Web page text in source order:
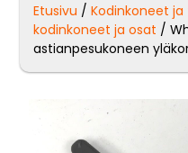
Etusivu /Kodinkoneet
kodinkoneet ja osat /
astianpesukoneen